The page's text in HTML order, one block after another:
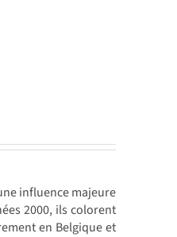
influence majeure
2000, ils colorent
en Belgique et